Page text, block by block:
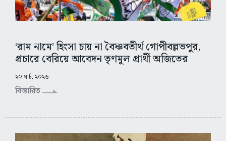
‘রাম নামে’ হিংসা চায় না বৈষ্ণবতীর্থ গোপীবল্লভপুর,
প্রচারে বেরিয়ে আবেদন তৃণমূল প্রার্থী অজিতের
২০ মার্চ, ২০২৬
বিস্তারিত